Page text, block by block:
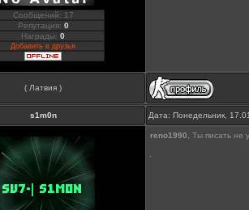
Сообщений: 17
Репутация: 0
Награды:0
Добавить в друзья
( Латвия )
s1m0n Дата: Понедельник,
reno1990, Ты писать не